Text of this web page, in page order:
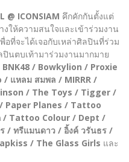
@ ICONSIAM คึกคักกันตั้งแต่
งให้ความสนใจและเข้าร่วมงาน
อที่จะได้เจอกับเหล่าศิลปินที่ร่วม
นตบเท้ามาร่วมงานมากมาย
BNK48 / Bowkylion / Proxie
/ แหลม สมพล / MIRRR /
/ The Toys / Tigger /
Paper Planes / Tattoo
/ Tattoo Colour / Dept /
/ ทรีแมนดาว / อิ้งค์ วรันธร /
/ The Glass Girls และ